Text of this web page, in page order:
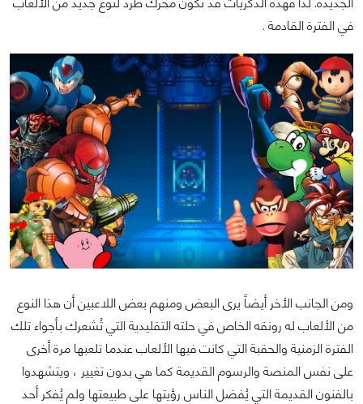
في الفترة القادمة .
ومن الجانب الأخر أيضاً يرى البعض ومنهم بعض اللاعبين أن هذا النوع
من الألعاب له رونقه الخاص في حلته التقليدية التي تُشعرك بأجواء تلك
الفترة الزمنية والحقبة التي كانت فيها الألعاب عندما تلعبها مرة أخرى
على نفس المنصة والرسوم القديمة كما هي بدون تغيير ، ويتشهدوا
بالفنون القديمة التي يُفضل الناس رؤيتها على طبيعتها ولم يُفكر أحد